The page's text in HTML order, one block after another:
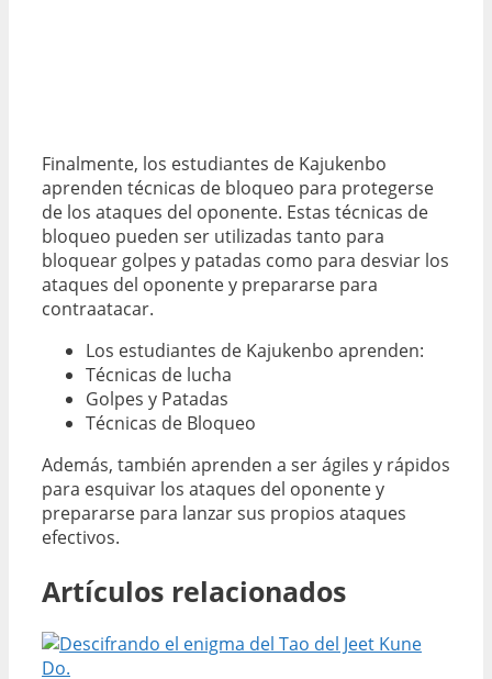
Finalmente, los estudiantes de Kajukenbo
aprenden técnicas de bloqueo para protegerse
de los ataques del oponente. Estas técnicas de
bloqueo pueden ser utilizadas tanto para
bloquear golpes y patadas como para desviar los
ataques del oponente y prepararse para
contraatacar.
Los estudiantes de Kajukenbo aprenden:
Técnicas de lucha
Golpes y Patadas
Técnicas de Bloqueo
Además, también aprenden a ser ágiles y rápidos
para esquivar los ataques del oponente y
prepararse para lanzar sus propios ataques
efectivos.
Artículos relacionados